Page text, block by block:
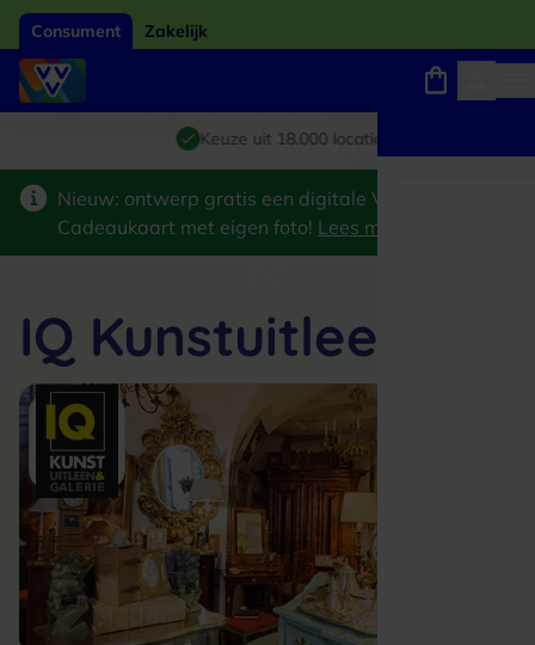
Consument Zakelijk
Giftcard van het jaar 2026
Keuze uit 18.000 locaties
Winkels, webshops en uitjes
Nieuw: ontwerp gratis een digitale VVV
Cadeaukaart met eigen foto! Lees meer
IQ Kunstuitleen